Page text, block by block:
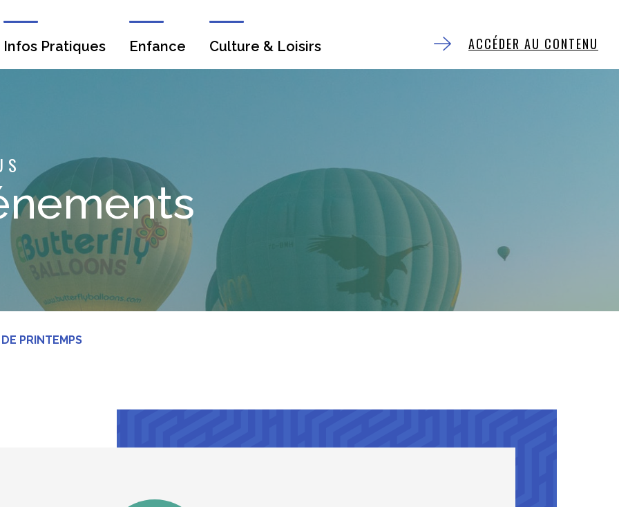
Infos Pratiques Enfance Culture & Loisirs ACCÉDER AU CONTENU
PRINTEMPS